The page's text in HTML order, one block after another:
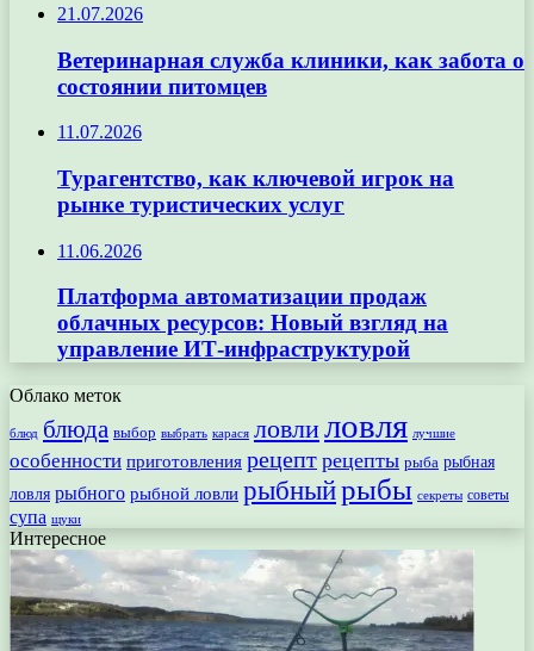
21.07.2026
Ветеринарная служба клиники, как забота о
состоянии питомцев
11.07.2026
Турагентство, как ключевой игрок на
рынке туристических услуг
11.06.2026
Платформа автоматизации продаж
облачных ресурсов: Новый взгляд на
управление ИТ-инфраструктурой
Облако меток
блюд блюда выбор выбрать карася ловлиловля лучшие
особенности приготовления рецепт рецепты рыба рыбная
ловля рыбного рыбной ловли рыбныйрыбы секреты советы
супа щуки
Интересное